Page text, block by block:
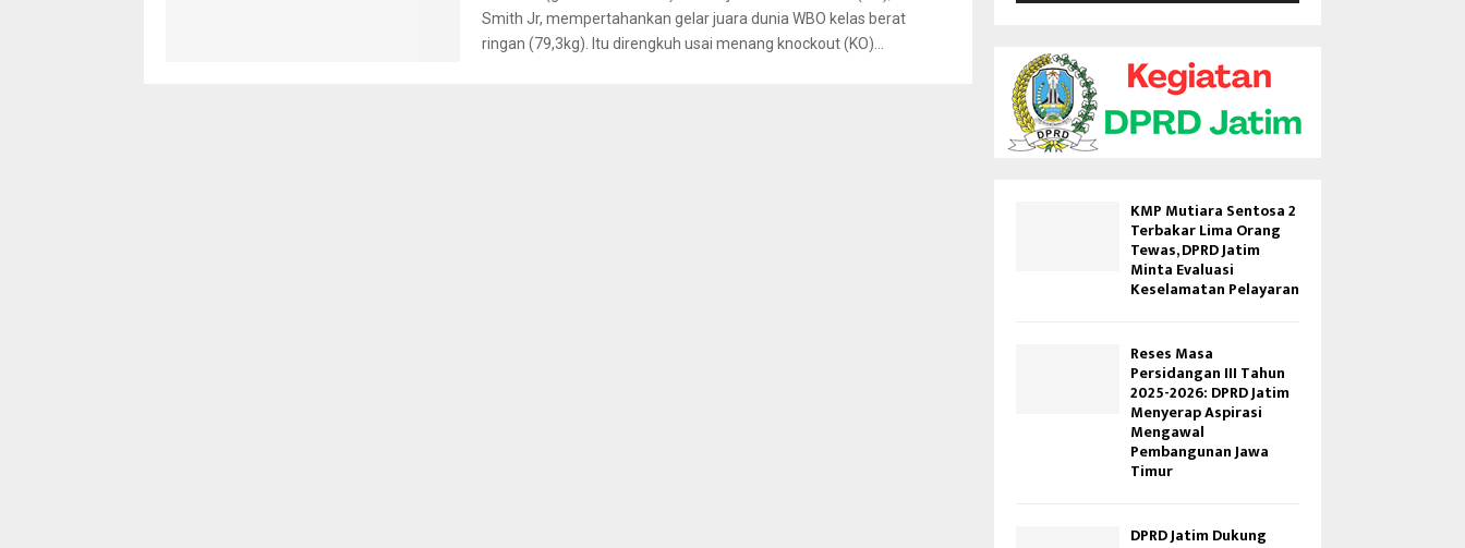
Smith Jr, mempertahankan gelar juara dunia WBO kelas berat
ringan (79,3kg). Itu direngkuh usai menang knockout (KO)...
e
o
KMP Mutiara Sentosa 2
Terbakar Lima Orang
Tewas, DPRD Jatim
Minta Evaluasi
Keselamatan Pelayaran
Reses Masa
Persidangan III Tahun
2025-2026: DPRD Jatim
Menyerap Aspirasi
Mengawal
Pembangunan Jawa
Timur
DPRD Jatim Dukung